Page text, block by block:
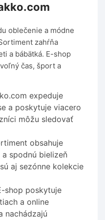
oblečenie a módne
zahŕňa
a bábätká. E-shop
čas, šport a
expeduje
a poskytuje viacero
môžu sledovať
obsahuje
spodnú bielizeň
aj sezónne kolekcie
shop poskytuje
a online
nachádzajú